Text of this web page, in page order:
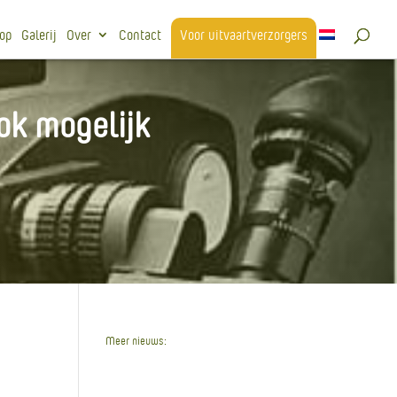
Galerij Over Contact Voor uitvaartverzorgers
mogelijk
Meer nieuws: